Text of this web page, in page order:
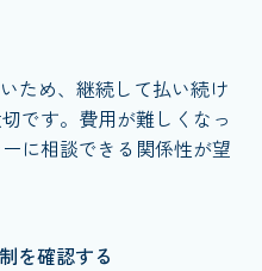
ため、継続して払い続け
です。費用が難しくなっ
に相談できる関係性が望
を確認する